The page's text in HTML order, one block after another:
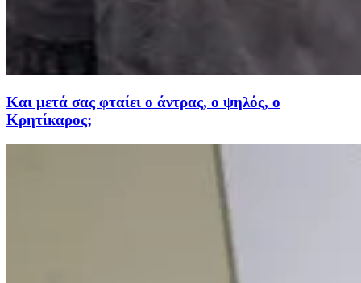
Και μετά σας φταίει ο άντρας, ο ψηλός, ο
Κρητίκαρος;